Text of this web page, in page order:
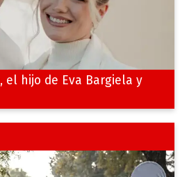
el hijo de Eva Bargiela y